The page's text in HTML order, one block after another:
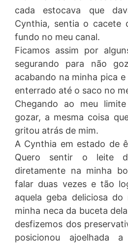
cada estocava que
Cynthia, sentia o cacete
fundo no meu canal.
Ficamos assim por
segurando para não
acabando na minha pica
enterrado até o saco no
Chegando ao meu
gozar, a mesma coisa
gritou atrás de mim.
A Cynthia em estado de
Quero sentir o leite
diretamente na minha
falar duas vezes e tão
aquela geba deliciosa
minha neca da buceta
desfizemos dos
posicionou ajoelhada